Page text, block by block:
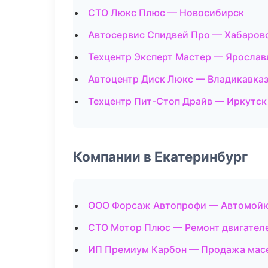
СТО Люкс Плюс — Новосибирск
Автосервис Спидвей Про —
Техцентр Эксперт Мастер —
Автоцентр Диск Люкс — Владикавказ
Техцентр Пит-Стоп Драйв — Иркутск
Компании в Екатеринбург
ООО Форсаж Автопрофи —
СТО Мотор Плюс — Ремонт
ИП Премиум Карбон — Продажа